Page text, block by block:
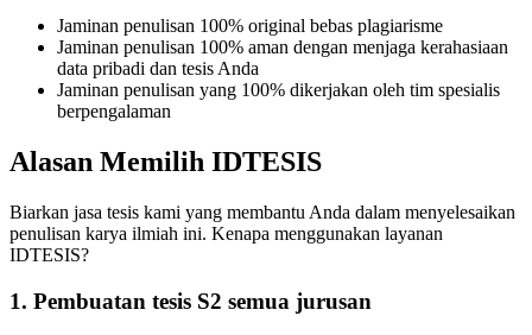
Jaminan penulisan 100% original bebas plagiarisme
Jaminan penulisan 100% aman dengan menjaga kerahasiaan
data pribadi dan tesis Anda
Jaminan penulisan yang 100% dikerjakan oleh tim spesialis
berpengalaman
Alasan Memilih IDTESIS
Biarkan jasa tesis kami yang membantu Anda dalam menyelesaikan
penulisan karya ilmiah ini. Kenapa menggunakan layanan
IDTESIS?
1. Pembuatan tesis S2 semua jurusan